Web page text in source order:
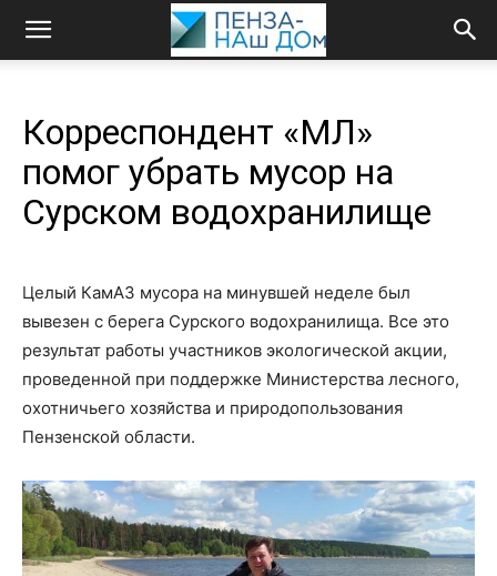
Корреспондент «МЛ»
помог убрать мусор на
Сурском водохранилище
Целый КамАЗ мусора на минувшей неделе был
вывезен с берега Сурского водохранилища. Все это
результат работы участников экологической акции,
проведенной при поддержке Министерства лесного,
охотничьего хозяйства и природопользования
Пензенской области.